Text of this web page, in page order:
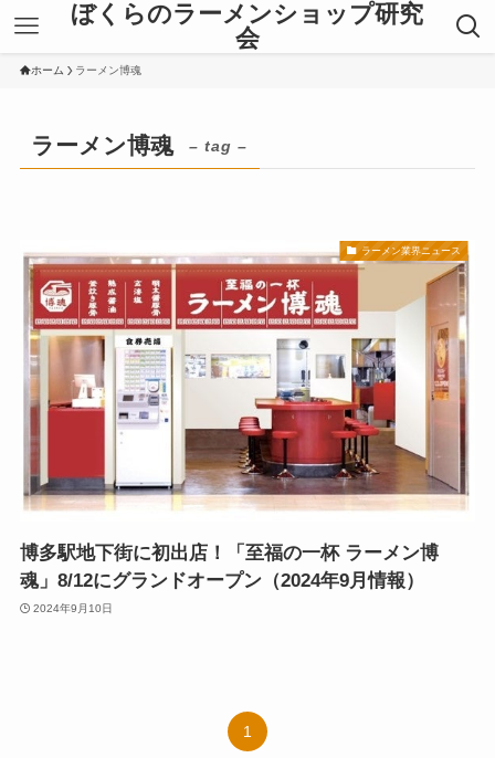
ぼくらのラーメンショップ研究
会
ホーム ラーメン博魂
ラーメン博魂 – tag –
ラーメン業界ニュース
博多駅地下街に初出店！「至福の一杯 ラーメン博
魂」8/12にグランドオープン（2024年9月情報）
2024年9月10日
1